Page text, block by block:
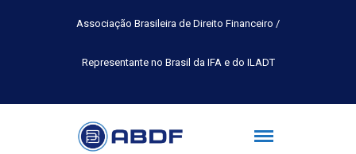
Associação Brasileira de Direito Financeiro /
Representante no Brasil da IFA e do ILADT